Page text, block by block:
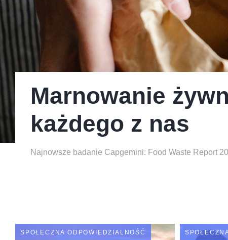
Marnowanie
każdego z nas
Najnowsze badanie Capgemini: Food Waste Report
Marnowanie
każdego z nas
Najnowsze badanie Capgemini: Food Waste Report
Marnowanie
każdego z nas
Najnowsze badanie Capgemini: Food Waste Report
SPOŁECZNA ODPOWIEDZIALNOŚĆ